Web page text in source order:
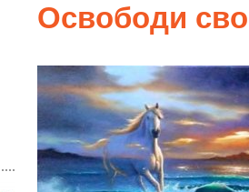
Освободи